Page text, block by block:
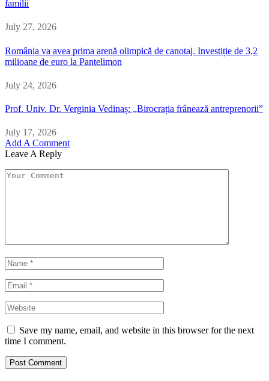
familii
July 27, 2026
România va avea prima arenă olimpică de canotaj. Investiție de 3,2
milioane de euro la Pantelimon
July 24, 2026
Prof. Univ. Dr. Verginia Vedinaș: „Birocrația frânează antreprenorii”
July 17, 2026
Add A Comment
Leave A Reply
Save my name, email, and website in this browser for the next
time I comment.